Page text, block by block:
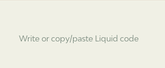
Write or copy/paste Liquid code